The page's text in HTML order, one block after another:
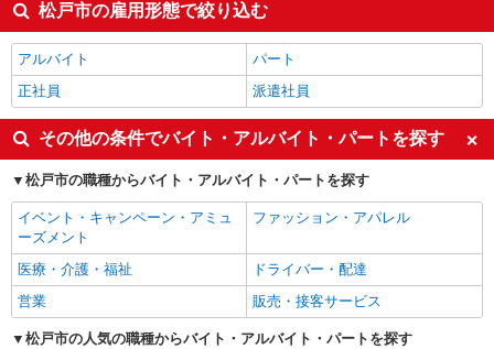
松戸市の雇用形態で絞り込む
アルバイト
パート
正社員
派遣社員
その他の条件でバイト・アルバイト・パートを探す
松戸市の職種からバイト・アルバイト・パートを探す
イベント・キャンペーン・アミュ
ーズメント
ファッション・アパレル
医療・介護・福祉
ドライバー・配達
営業
販売・接客サービス
松戸市の人気の職種からバイト・アルバイト・パートを探す